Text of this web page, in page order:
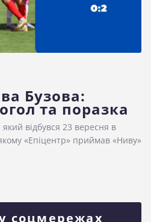
Бузова:
та поразка
відбувся 23 вересня в
«Епіцентр» приймав «Ниву»
соцмережах